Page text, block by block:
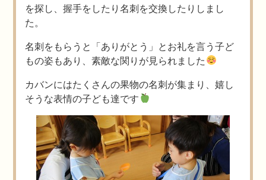
を探し、握手をしたり名刺を交換したりしまし
た。
名刺をもらうと「ありがとう」とお礼を言う子ど
もの姿もあり、素敵な関りが見られました
カバンにはたくさんの果物の名刺が集まり、嬉し
そうな表情の子ども達です